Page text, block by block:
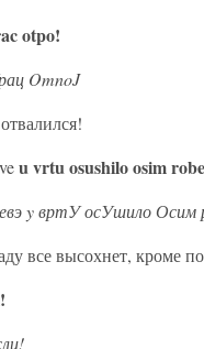
otpo!
OmnoJ
u vrtu osushilo osim
евэ y вртУ осУшило Осим
все высохнет, кроме